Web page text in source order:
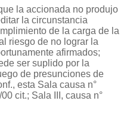
la accionada no produjo
la circunstancia
de la carga de la
riesgo de no lograr la
afirmados;
ser suplido por la
de presunciones de
esta Sala causa n°
cit.; Sala III, causa n°